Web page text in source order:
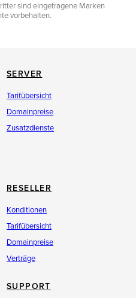
sind eingetragene Marken
vorbehalten.
SERVER
Tarifübersicht
Domainpreise
Zusatzdienste
RESELLER
Konditionen
Tarifübersicht
Domainpreise
Verträge
SUPPORT